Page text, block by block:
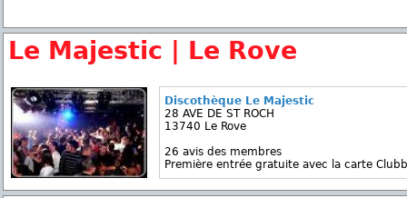
Le Majestic | Le Rove
Discothèque Le Majestic
28 AVE DE ST ROCH
13740 Le Rove
26 avis des membres
Première entrée gratuite avec la carte